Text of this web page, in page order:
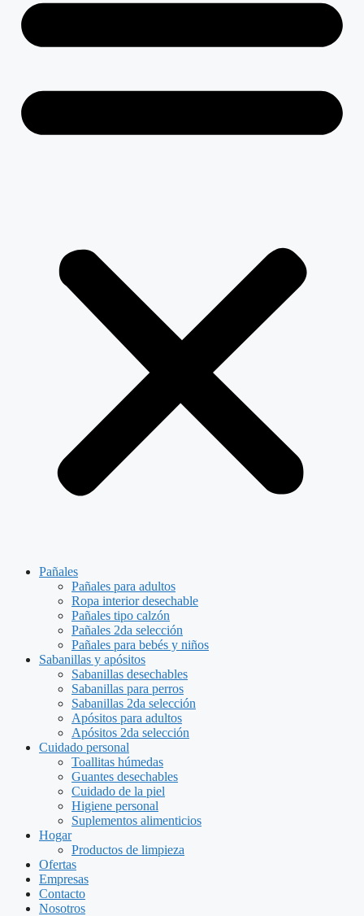
Pañales
Pañales para adultos
Ropa interior desechable
Pañales tipo calzón
Pañales 2da selección
Pañales para bebés y niños
Sabanillas y apósitos
Sabanillas desechables
Sabanillas para perros
Sabanillas 2da selección
Apósitos para adultos
Apósitos 2da selección
Cuidado personal
Toallitas húmedas
Guantes desechables
Cuidado de la piel
Higiene personal
Suplementos alimenticios
Hogar
Productos de limpieza
Ofertas
Empresas
Contacto
Nosotros